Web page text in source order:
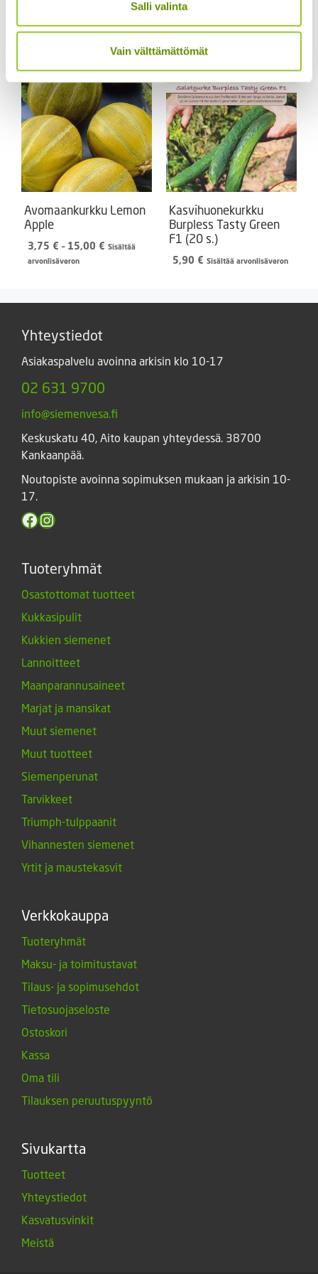
Salli valinta
Vain välttämättömät
5,50€
Alkuperäinen
5,50 €.
4,99€Nykyinen
4,99 €.
Sisältää
Avomaankurkku Lemon
Apple
3,75 € – 15,00 € Hintaluokka:
Sisältää
arvonlisäveron
Kasvihuonekurkku
Burpless Tasty Green
F1 (20 s.)
5,90 € Sisältää arvonlisäveron
Yhteystiedot
Asiakaspalvelu avoinna arkisin klo 10-17
02 631 9700
info@siemenvesa.fi
Keskuskatu 40, Aito kaupan yhteydessä. 38700
Kankaanpää.
Noutopiste avoinna sopimuksen mukaan ja arkisin 10-
17.
Facebook
Instagram
Tuoteryhmät
Osastottomat tuotteet
Kukkasipulit
Kukkien siemenet
Lannoitteet
Maanparannusaineet
Marjat ja mansikat
Muut siemenet
Muut tuotteet
Siemenperunat
Tarvikkeet
Triumph-tulppaanit
Vihannesten siemenet
Yrtit ja maustekasvit
Verkkokauppa
Tuoteryhmät
Maksu- ja toimitustavat
Tilaus- ja sopimusehdot
Tietosuojaseloste
Ostoskori
Kassa
Oma tili
Tilauksen peruutuspyyntö
Sivukartta
Tuotteet
Yhteystiedot
Kasvatusvinkit
Meistä